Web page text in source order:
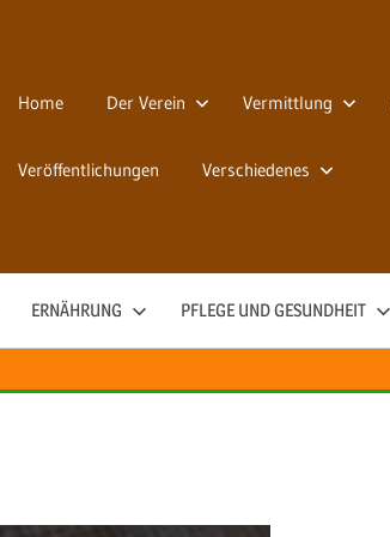
Home Der Verein Vermittlung
Veröffentlichungen Verschiedenes
ERNÄHRUNG PFLEGE UND GESUNDHEIT